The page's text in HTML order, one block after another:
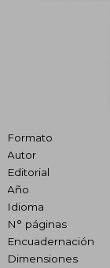
Formato
Autor
Editorial
Año
Idioma
N° páginas
Encuadernación
Dimensiones